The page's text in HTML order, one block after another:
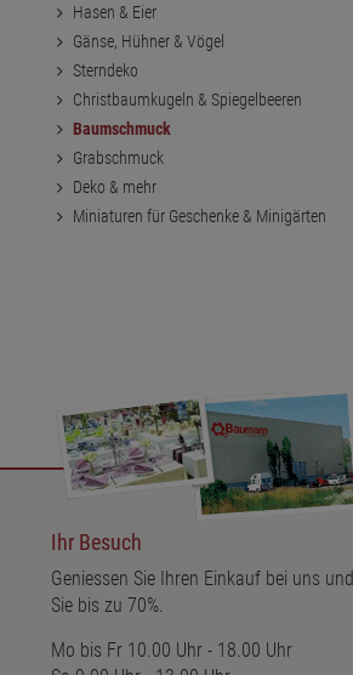
Hasen & Eier
Gänse, Hühner & Vögel
Sterndeko
Christbaumkugeln & Spiegelbeeren
Baumschmuck
Grabschmuck
Deko & mehr
Miniaturen für Geschenke & Minigärten
Ihr Besuch
Geniessen Sie Ihren Einkauf bei uns
Sie bis zu 70%.
Mo bis Fr 10.00 Uhr - 18.00 Uhr